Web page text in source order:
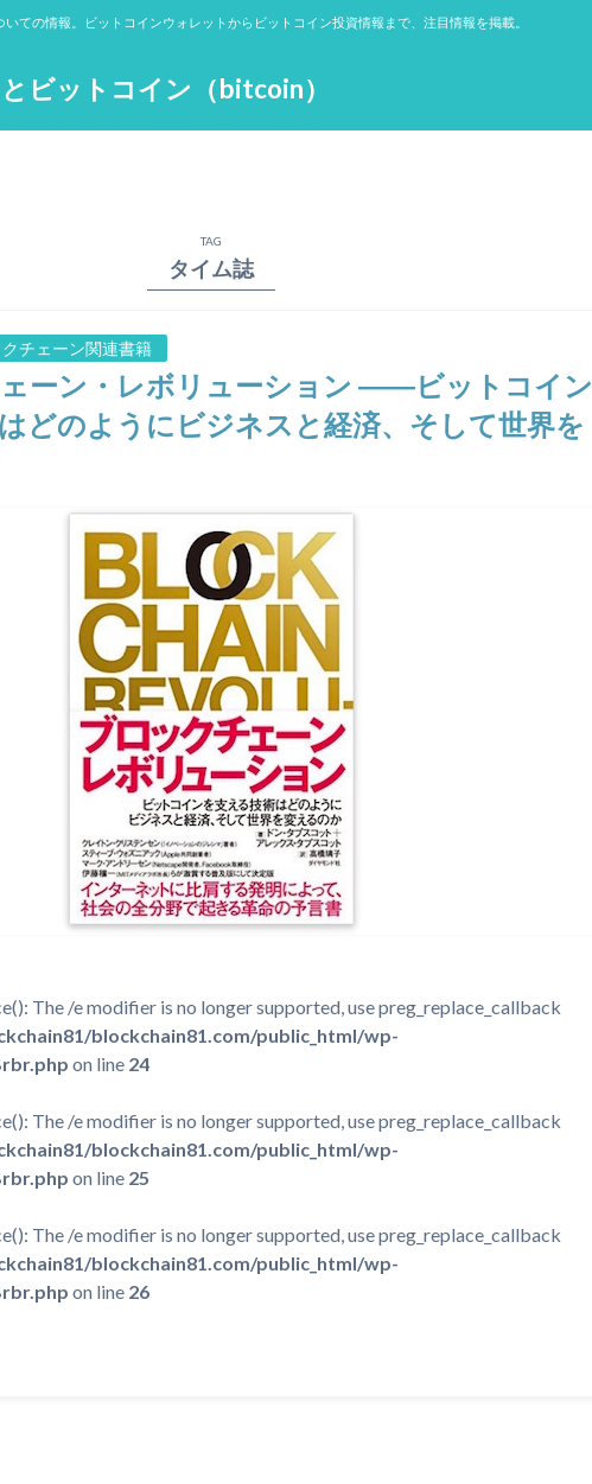
ビットコイン（bitcoin）
ての情報。ビットコインウォレットからビットコイン投資情報まで、注目情報を掲載。
TAG
タイム誌
チェーン関連書籍
ェーン・レボリューション ――ビットコイン
どのようにビジネスと経済、そして世界を
The /e modifier is no longer supported, use preg_replace_callback
blockchain81.com/public_html/wp-
on line 24
The /e modifier is no longer supported, use preg_replace_callback
blockchain81.com/public_html/wp-
on line 25
The /e modifier is no longer supported, use preg_replace_callback
blockchain81.com/public_html/wp-
on line 26